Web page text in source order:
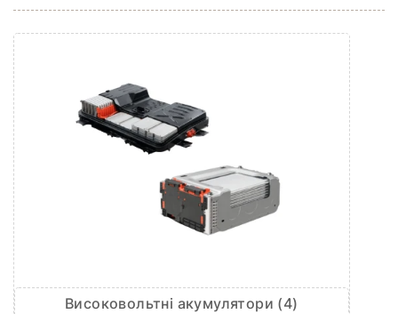
Високовольтні акумулятори (4)